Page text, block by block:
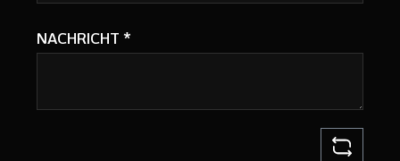
NACHRICHT *